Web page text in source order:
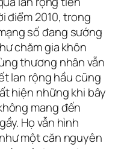
điểm 2010, trong
số đang sướng
chăm gia khôn
thương nhân vẫn
lan rộng hầu cũng
hiện những khi bây
mang đến
Họ vẫn hình
một căn nguyên